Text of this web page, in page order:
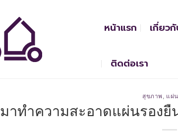
หน้าแรก เกี่ยวกั
ติดต่อเรา
สุขภาพ , แผ่
มาทำความสะอาดแผ่นรองยื